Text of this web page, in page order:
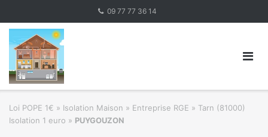
content
09 77 77 36 14
Loi POPE 1€ » Isolation Maison » Entreprise RGE » Tarn (81000)
Isolation 1 euro » PUYGOUZON